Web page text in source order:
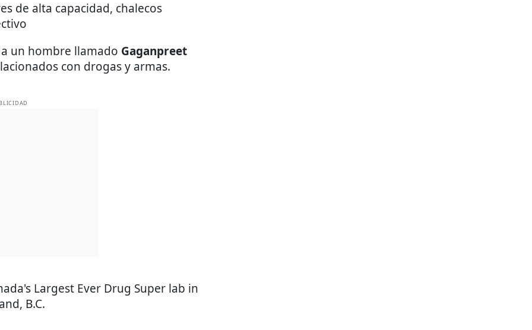
de alta capacidad, chalecos
un hombre llamado Gaganpreet
con drogas y armas.
Largest Ever Drug Super lab in
B.C.